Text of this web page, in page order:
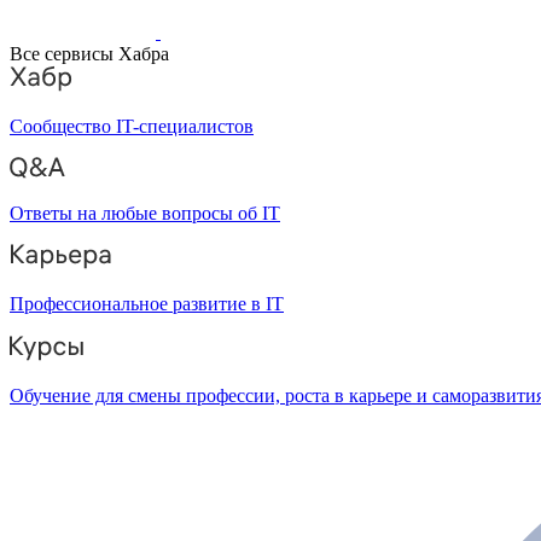
Все сервисы Хабра
Сообщество IT-специалистов
Ответы на любые вопросы об IT
Профессиональное развитие в IT
Обучение для смены профессии, роста в карьере и